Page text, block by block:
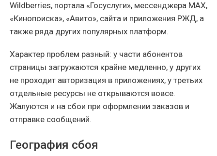
Wildberries, портала «Госуслуги», мессенджера MAX,
«Кинопоиска», «Авито», сайта и приложения РЖД, а
также ряда других популярных платформ.
Характер проблем разный: у части абонентов
страницы загружаются крайне медленно, у других
не проходит авторизация в приложениях, у третьих
отдельные ресурсы не открываются вовсе.
Жалуются и на сбои при оформлении заказов и
отправке сообщений.
География сбоя